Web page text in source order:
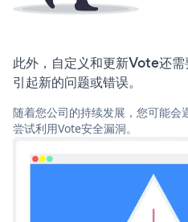
此外，自定义和更新Vote还
引起新的问题或错误。
随着您公司的持续发展，您可能会
尝试利用Vote安全漏洞。